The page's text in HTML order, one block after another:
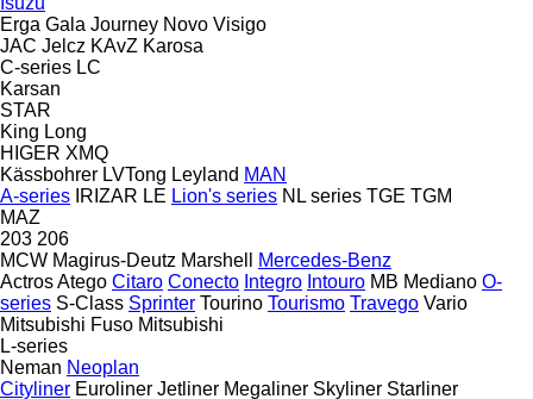
Erga Gala Journey Novo Visigo
JAC Jelcz KAvZ Karosa
C-series LC
Karsan
STAR
King Long
HIGER XMQ
Kässbohrer LVTong Leyland MAN
A-series IRIZAR LE Lion's series NL series TGE TGM
MAZ
203 206
MCW Magirus-Deutz Marshell
Mercedes-Benz
ActrosAtego Citaro Conecto Integro Intouro MB Mediano O-
series S-Class Sprinter Tourino Tourismo Travego Vario
Mitsubishi Fuso Mitsubishi
L-series
Neman Neoplan
Cityliner Euroliner Jetliner Megaliner Skyliner Starliner